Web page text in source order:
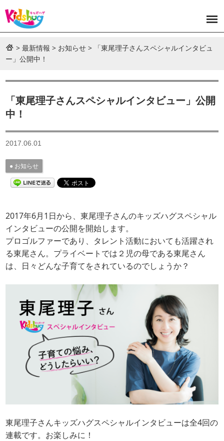
>最新情報 > お知らせ >
「東尾理子さんスペシャルインタビュ
ー」公開中！
「東尾理子さんスペシャルインタビュー」公開
中！
2017.06.01
お知らせ
2017年6月1日から、東尾理子さんのキッズハグスペシャル
インタビューの公開を開始します。
プロゴルファーであり、タレント活動においても活躍され
る東尾さん。プライベートでは２児の母である東尾さん
は、日々どんな子育てをされているのでしょうか？
東尾理子さんキッズハグスペシャルインタビューは全4回の
連載です。お楽しみに！